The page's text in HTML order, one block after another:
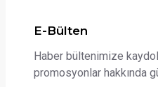
E-Bülten
Haber bültenimize
promosyonlar hakkında